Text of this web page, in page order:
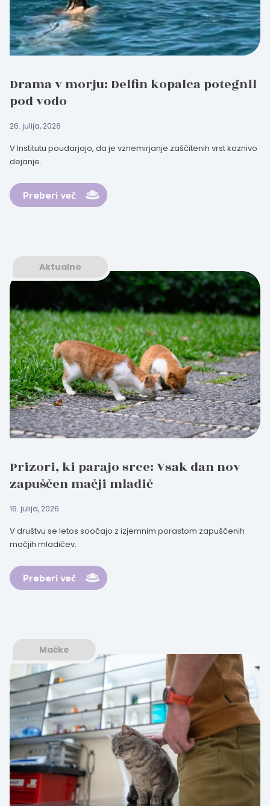
Drama v morju: Delfin kopalca potegnil
pod vodo
26. julija, 2026
V Institutu poudarjajo, da je vznemirjanje zaščitenih vrst kaznivo
dejanje.
Preberi več
Aktualno
Prizori, ki parajo srce: Vsak dan nov
zapuščen mačji mladič
16. julija, 2026
V društvu se letos soočajo z izjemnim porastom zapuščenih
mačjih mladičev.
Preberi več
Mačke